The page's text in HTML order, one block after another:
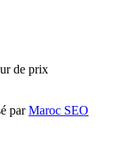
de prix
parMaroc SEO